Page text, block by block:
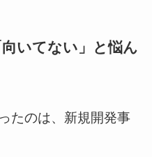
いてない」と悩ん
たのは、新規開発事